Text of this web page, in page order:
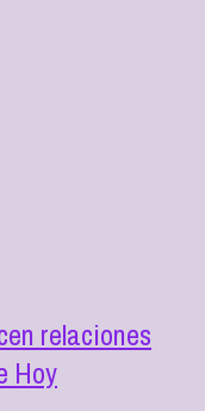
relaciones
Hoy